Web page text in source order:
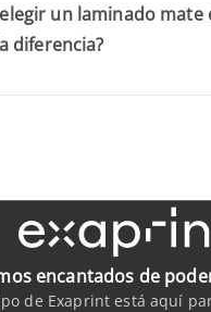
un laminado
diferencia?
encantados de
de Exaprint está aquí